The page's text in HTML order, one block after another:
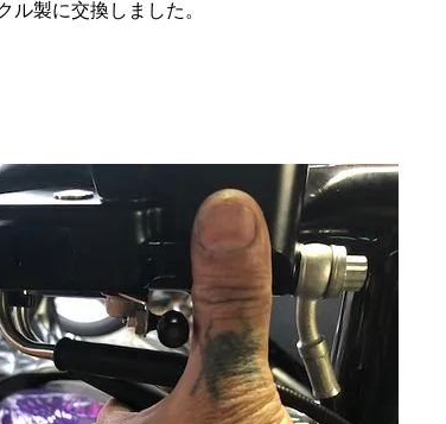
ル製に交換しました。